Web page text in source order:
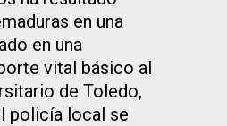
en una
en una
vital básico al
de Toledo,
policía local se